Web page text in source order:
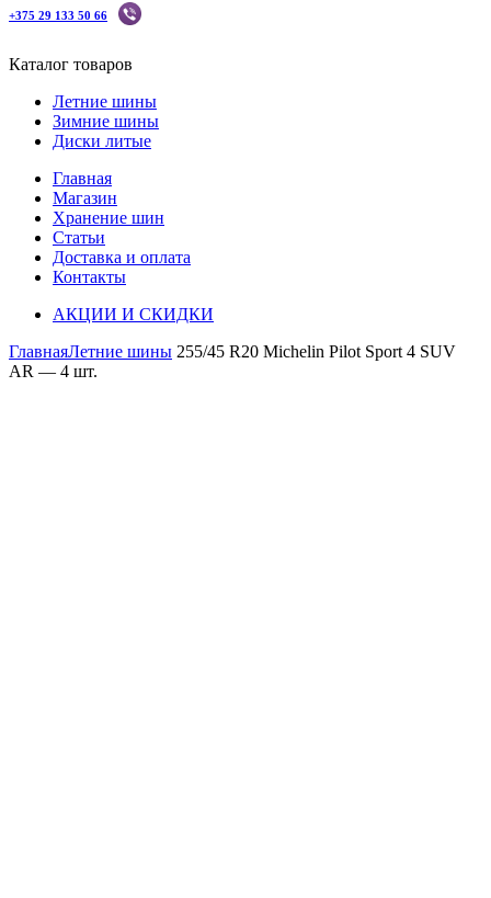
+375 29 133 50 66
Каталог товаров
Летние шины
Зимние шины
Диски литые
Главная
Магазин
Хранение шин
Статьи
Доставка и оплата
Контакты
АКЦИИ И СКИДКИ
ГлавнаяЛетние шины 255/45 R20 Michelin Pilot Sport 4 SUV
AR — 4 шт.